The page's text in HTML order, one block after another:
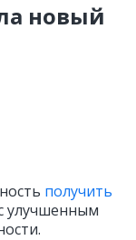
новый
получить
улучшенным